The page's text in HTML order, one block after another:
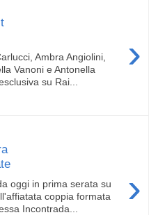
›
Ambra Angiolini,
Vanoni e Antonella
su Rai...
›
oggi in prima serata su
coppia formata
Incontrada...